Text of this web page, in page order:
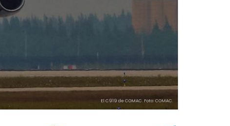
El C919 de COMAC. Foto: COMAC.